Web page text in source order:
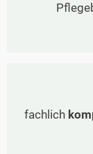
fachlich